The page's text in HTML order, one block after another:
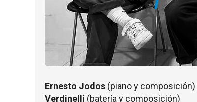
Ernesto Jodos (piano y
Verdinelli (batería y composición)